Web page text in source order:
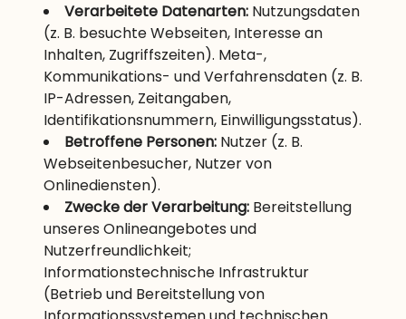
Verarbeitete Datenarten: Nutzungsdaten
(z. B. besuchte Webseiten, Interesse an
Inhalten, Zugriffszeiten). Meta-,
Kommunikations- und Verfahrensdaten (z. B.
IP-Adressen, Zeitangaben,
Identifikationsnummern, Einwilligungsstatus).
Betroffene Personen: Nutzer (z. B.
Webseitenbesucher, Nutzer von
Onlinediensten).
Zwecke der Verarbeitung: Bereitstellung
unseres Onlineangebotes und
Nutzerfreundlichkeit;
Informationstechnische Infrastruktur
(Betrieb und Bereitstellung von